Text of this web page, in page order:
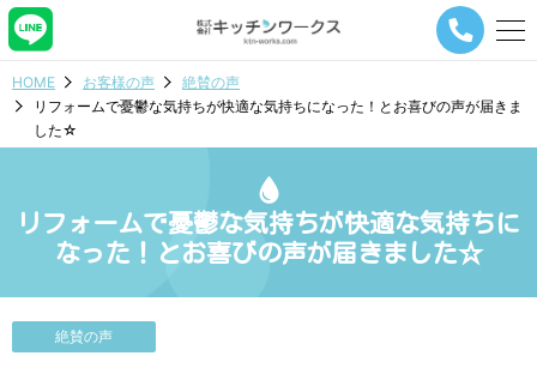
メ
ー
ビ
シ
ョ
タ
HOME お客様の声
絶賛の声
リフォームで憂鬱な気持ちが快適な気持ちになった！とお喜びの声が届きま
した☆
リフォームで憂鬱な気持ちが快適な気持ちに
なった！とお喜びの声が届きました☆
絶賛の声